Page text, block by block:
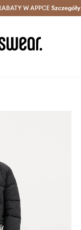
Dostawa nawet w 24h >
W APPCE Szczegóły